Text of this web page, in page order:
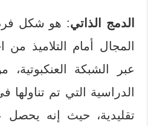
الدمج الذاتي: هو شكل
المجال أمام التلاميذ
عبر الشبكة
الدراسية التي تم تناولها
تقليدية، حيث إنه يحصل